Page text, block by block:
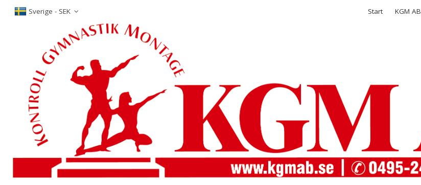
Sverige - SEK Start KGM AB
Integritetspolicy
Kom ihåg mig
Glömt ditt lösenord?
Skapa nytt konto